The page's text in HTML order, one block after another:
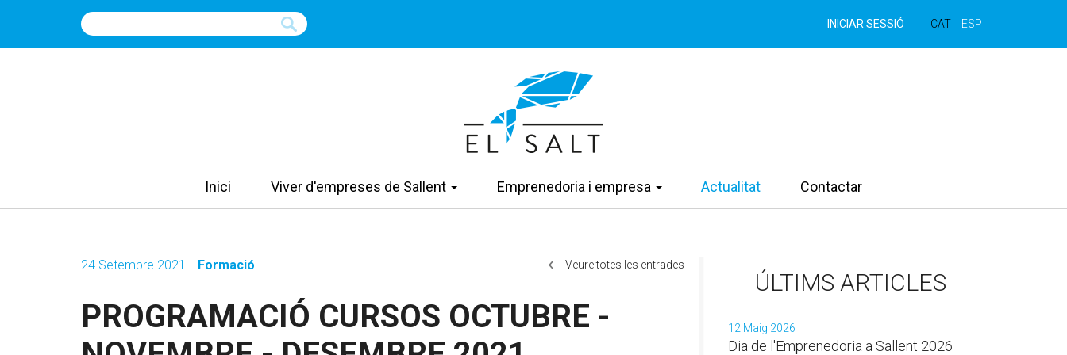
INICIAR SESSIÓ CAT ESP
Inici Viver d'empreses de Sallent Emprenedoria i empresa Actualitat Contactar
24 Setembre 2021 Formació Veure totes les entrades
PROGRAMACIÓ CURSOS OCTUBRE -
ÚLTIMS ARTICLES
12 Maig 2026
Dia de l'Emprenedoria a Sallent 2026